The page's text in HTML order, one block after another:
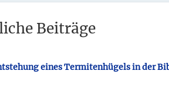
Beiträge
eines Termitenhügels in der